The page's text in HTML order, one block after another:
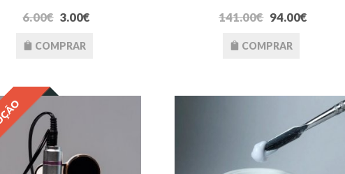
6.00€ 3.00€
COMPRAR
141.00€ 94.00€
COMPRAR